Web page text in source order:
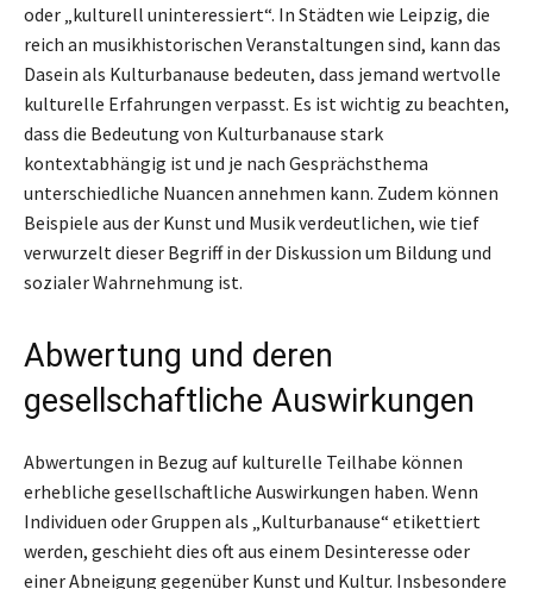
oder „kulturell uninteressiert“. In Städten wie Leipzig, die
reich an musikhistorischen Veranstaltungen sind, kann das
Dasein als Kulturbanause bedeuten, dass jemand wertvolle
kulturelle Erfahrungen verpasst. Es ist wichtig zu beachten,
dass die Bedeutung von Kulturbanause stark
kontextabhängig ist und je nach Gesprächsthema
unterschiedliche Nuancen annehmen kann. Zudem können
Beispiele aus der Kunst und Musik verdeutlichen, wie tief
verwurzelt dieser Begriff in der Diskussion um Bildung und
sozialer Wahrnehmung ist.
Abwertung und deren
gesellschaftliche Auswirkungen
Abwertungen in Bezug auf kulturelle Teilhabe können
erhebliche gesellschaftliche Auswirkungen haben. Wenn
Individuen oder Gruppen als „Kulturbanause“ etikettiert
werden, geschieht dies oft aus einem Desinteresse oder
einer Abneigung gegenüber Kunst und Kultur. Insbesondere